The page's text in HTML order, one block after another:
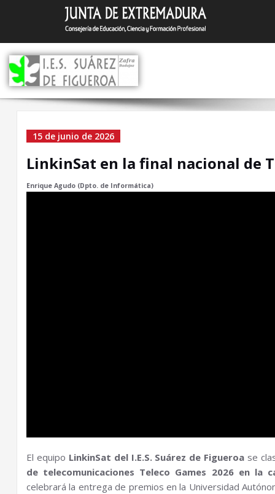
Saltar
contenido
LinkinSat en la final
nacional de
15 de junio de 2026
LinkinSat en la final nacional de
Enrique Agudo (Dpto. de Informática)
El equipo LinkinSat del I.E.S. Suárez de Figueroa se
de telecomunicaciones Teleco Games 2026 en la
celebrará la entrega de premios en la Universidad